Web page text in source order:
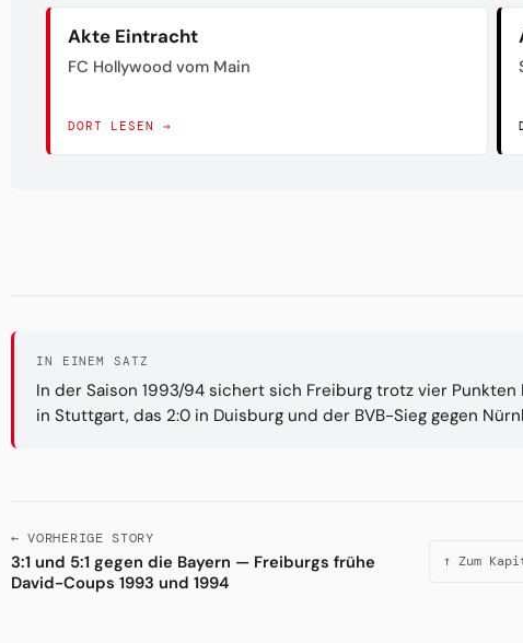
Akte Eintracht
FC Hollywood vom Main
DORT LESEN →
IN EINEM SATZ
In der Saison 1993/94 sichert sich Freiburg trotz vier
in Stuttgart, das 2:0 in Duisburg und der BVB-Sieg gegen
← VORHERIGE STORY
3:1 und 5:1 gegen die Bayern — Freiburgs frühe
David-Coups 1993 und 1994
↑ Zum